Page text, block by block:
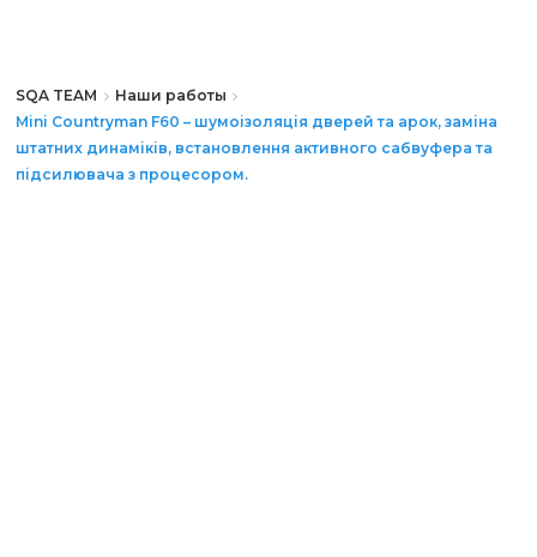
SQA TEAM
Наши работы
Mini Countryman F60 – шумоізоляція дверей та арок, заміна
штатних динаміків, встановлення активного сабвуфера та
підсилювача з процесором.